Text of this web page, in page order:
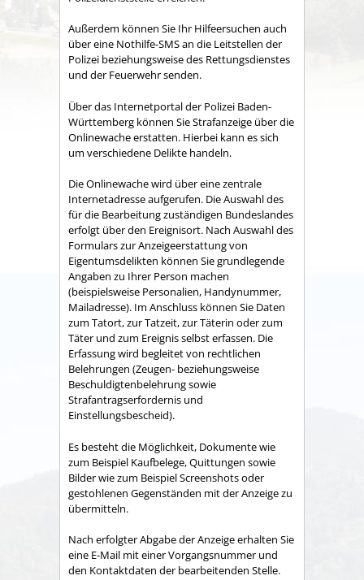
Außerdem können Sie Ihr Hilfeersuchen auch
über eine Nothilfe-SMS an die Leitstellen der
Polizei beziehungsweise des Rettungsdienstes
und der Feuerwehr senden.
Über das Internetportal der Polizei Baden-
Württemberg können Sie Strafanzeige über die
Onlinewache erstatten. Hierbei kann es sich
um verschiedene Delikte handeln.
Die Onlinewache wird über eine zentrale
Internetadresse aufgerufen. Die Auswahl des
für die Bearbeitung zuständigen Bundeslandes
erfolgt über den Ereignisort. Nach Auswahl des
Formulars zur Anzeigeerstattung von
Eigentumsdelikten können Sie grundlegende
Angaben zu Ihrer Person machen
(beispielsweise Personalien, Handynummer,
Mailadresse). Im Anschluss können Sie Daten
zum Tatort, zur Tatzeit, zur Täterin oder zum
Täter und zum Ereignis selbst erfassen. Die
Erfassung wird begleitet von rechtlichen
Belehrungen (Zeugen- beziehungsweise
Beschuldigtenbelehrung sowie
Strafantragserfordernis und
Einstellungsbescheid).
Es besteht die Möglichkeit, Dokumente wie
zum Beispiel Kaufbelege, Quittungen sowie
Bilder wie zum Beispiel Screenshots oder
gestohlenen Gegenständen mit der Anzeige zu
übermitteln.
Nach erfolgter Abgabe der Anzeige erhalten Sie
eine E-Mail mit einer Vorgangsnummer und
den Kontaktdaten der bearbeitenden Stelle.